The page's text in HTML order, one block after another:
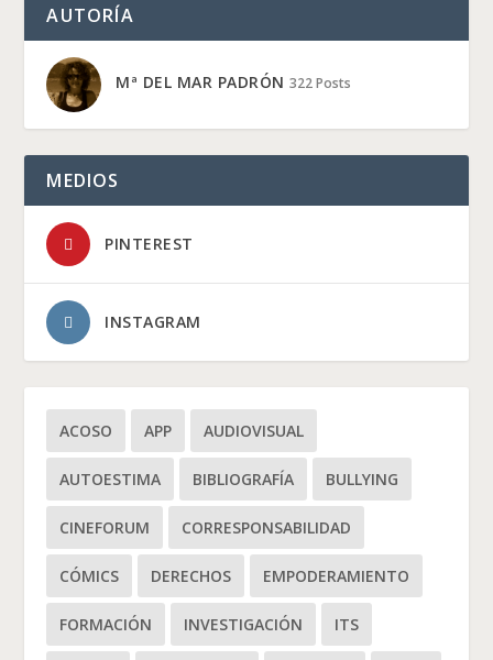
AUTORÍA
Mª DEL MAR PADRÓN 322 Posts
MEDIOS
PINTEREST
INSTAGRAM
ACOSO APP AUDIOVISUAL
AUTOESTIMA BIBLIOGRAFÍA BULLYING
CINEFORUM CORRESPONSABILIDAD
CÓMICS DERECHOS EMPODERAMIENTO
FORMACIÓN INVESTIGACIÓN ITS